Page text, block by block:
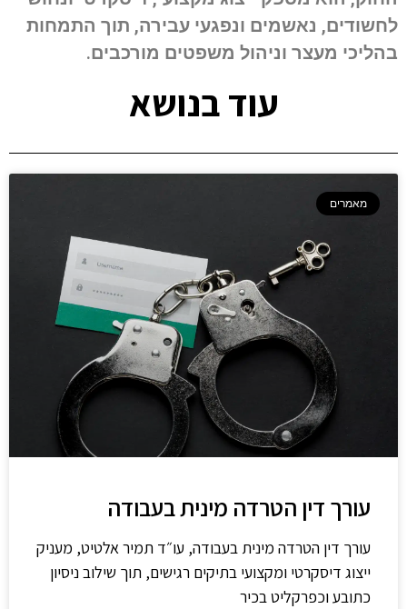
לחשודים, נאשמים ונפגעי עבירה, תוך התמחות
בהליכי מעצר וניהול משפטים מורכבים.
עוד בנושא
מאמרים
עורך דין הטרדה מינית בעבודה
עורך דין הטרדה מינית בעבודה, עו״ד תמיר אלטיט, מעניק
ייצוג דיסקרטי ומקצועי בתיקים רגישים, תוך שילוב ניסיון
כתובע וכפרקליט בכיר